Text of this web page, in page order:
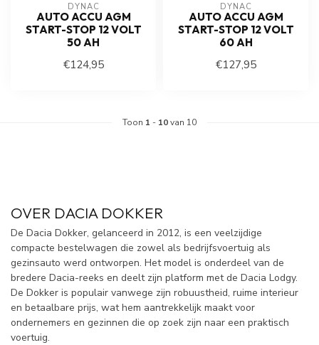
DYNAC
AUTO ACCU AGM
START-STOP 12 VOLT
50 AH
€124,95
DYNAC
AUTO ACCU AGM
START-STOP 12 VOLT
60 AH
€127,95
Toon 1 - 10van 10
OVER DACIA DOKKER
De Dacia Dokker, gelanceerd in 2012, is een veelzijdige
compacte bestelwagen die zowel als bedrijfsvoertuig als
gezinsauto werd ontworpen. Het model is onderdeel van de
bredere Dacia-reeks en deelt zijn platform met de Dacia Lodgy.
De Dokker is populair vanwege zijn robuustheid, ruime interieur
en betaalbare prijs, wat hem aantrekkelijk maakt voor
ondernemers en gezinnen die op zoek zijn naar een praktisch
voertuig.